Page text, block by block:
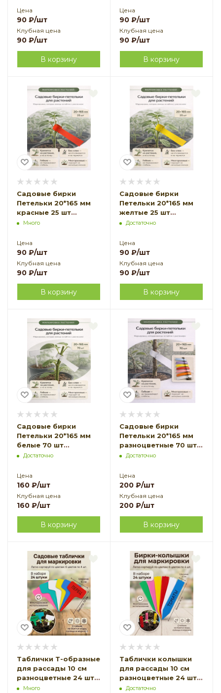
Цена
90 ₽/шт
Клубная цена
90 ₽/шт
В корзину
Цена
90 ₽/шт
Клубная цена
90 ₽/шт
В корзину
Садовые бирки
Петельки 20*165 мм
красные 25 шт
Благодатное
Много
Цена
90 ₽/шт
Клубная цена
90 ₽/шт
В корзину
Садовые бирки
Петельки 20*165 мм
желтые 25 шт
Благодатное
Достаточно
Цена
90 ₽/шт
Клубная цена
90 ₽/шт
В корзину
Садовые бирки
Петельки 20*165 мм
белые 70 шт
Благодатное
Достаточно
Цена
160 ₽/шт
Клубная цена
160 ₽/шт
В корзину
Садовые бирки
Петельки 20*165 мм
разноцветные 70 шт
Благодатное
Достаточно
Цена
200 ₽/шт
Клубная цена
200 ₽/шт
В корзину
Таблички Т-образные
для рассады 10 см
разноцветные 24 шт
Благодатное
Много
Таблички колышки
для рассады 10 см
разноцветные 24 шт
Благодатное
Достаточно